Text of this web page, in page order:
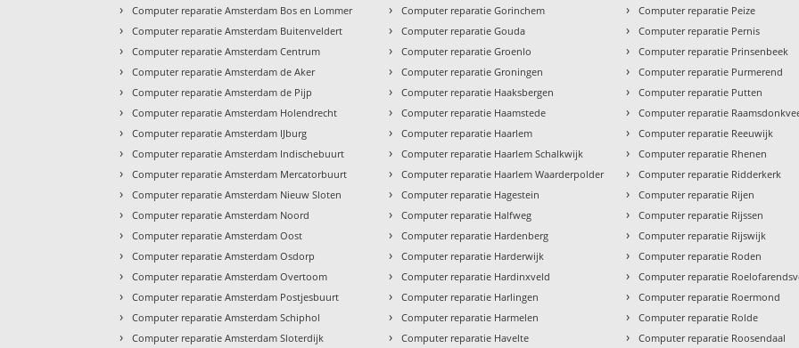
› Computer reparatie Amsterdam Bos en Lommer
› Computer reparatie Amsterdam Buitenveldert
› Computer reparatie Amsterdam Centrum
› Computer reparatie Amsterdam de Aker
› Computer reparatie Amsterdam de Pijp
› Computer reparatie Amsterdam Holendrecht
› Computer reparatie Amsterdam IJburg
› Computer reparatie Amsterdam Indischebuurt
› Computer reparatie Amsterdam Mercatorbuurt
› Computer reparatie Amsterdam Nieuw Sloten
› Computer reparatie Amsterdam Noord
› Computer reparatie Amsterdam Oost
› Computer reparatie Amsterdam Osdorp
› Computer reparatie Amsterdam Overtoom
› Computer reparatie Amsterdam Postjesbuurt
› Computer reparatie Amsterdam Schiphol
› Computer reparatie Amsterdam Sloterdijk
› Computer reparatie Gorinchem
› Computer reparatie Gouda
› Computer reparatie Groenlo
› Computer reparatie Groningen
› Computer reparatie Haaksbergen
› Computer reparatie Haamstede
› Computer reparatie Haarlem
› Computer reparatie Haarlem Schalkwijk
› Computer reparatie Haarlem Waarderpolder
› Computer reparatie Hagestein
› Computer reparatie Halfweg
› Computer reparatie Hardenberg
› Computer reparatie Harderwijk
› Computer reparatie Hardinxveld
› Computer reparatie Harlingen
› Computer reparatie Harmelen
› Computer reparatie Havelte
› Computer reparatie Peize
› Computer reparatie Pernis
› Computer reparatie Prinsenbeek
› Computer reparatie Purmerend
› Computer reparatie Putten
› Computer reparatie
› Computer reparatie Reeuwijk
› Computer reparatie Rhenen
› Computer reparatie Ridderkerk
› Computer reparatie Rijen
› Computer reparatie Rijssen
› Computer reparatie Rijswijk
› Computer reparatie Roden
› Computer reparatie
› Computer reparatie Roermond
› Computer reparatie Rolde
› Computer reparatie Roosendaal